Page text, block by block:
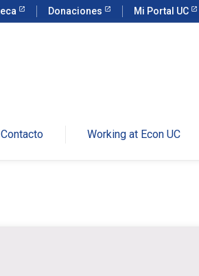
Donaciones Mi Portal UC
Contacto Working at Econ UC